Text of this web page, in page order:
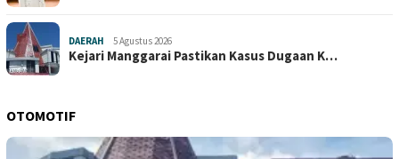
DAERAH 5 Agustus 2026
Kejari Manggarai Pastikan Kasus Dugaan K…
OTOMOTIF